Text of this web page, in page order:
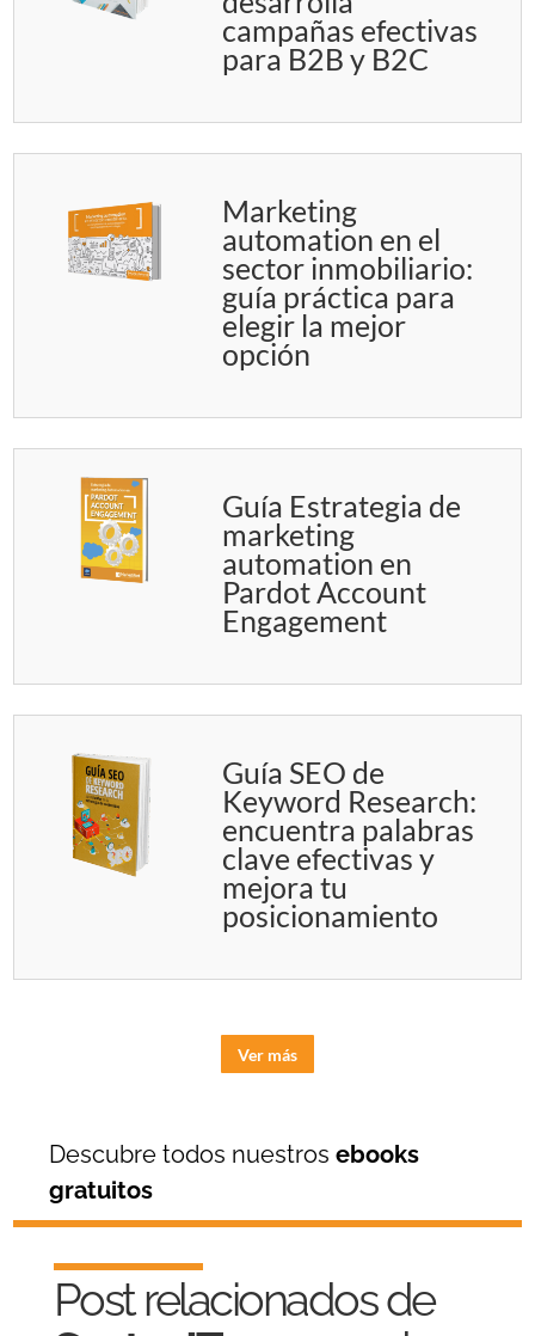
campañas efectivas
para B2B y B2C
Marketing
automation en el
sector inmobiliario:
guía práctica para
elegir la mejor
opción
Guía Estrategia de
marketing
automation en
Pardot Account
Engagement
Guía SEO de
Keyword Research:
encuentra palabras
clave efectivas y
mejora tu
posicionamiento
Ver más
Descubre todos nuestrosebooks
gratuitos
Post relacionados de